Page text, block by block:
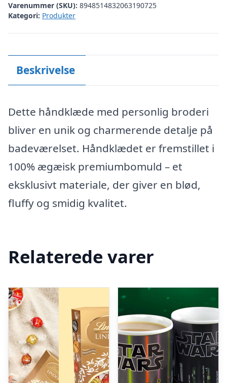
Varenummer (SKU): 8948514832063190725
Kategori: Produkter
Beskrivelse
Dette håndklæde med personlig broderi
bliver en unik og charmerende detalje på
badeværelset. Håndklædet er fremstillet i
100% ægæisk premiumbomuld – et
eksklusivt materiale, der giver en blød,
fluffy og smidig kvalitet.
Relaterede varer